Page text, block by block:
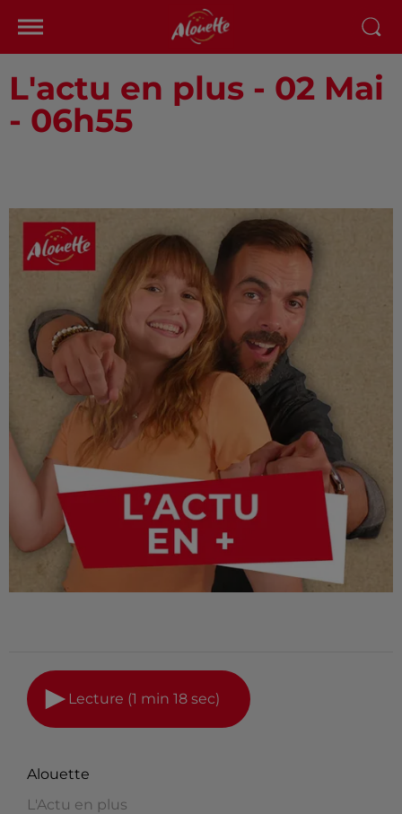
L'actu en plus - 02 Mai
- 06h55
Lecture (1 min 18 sec)
Alouette
L'Actu en plus